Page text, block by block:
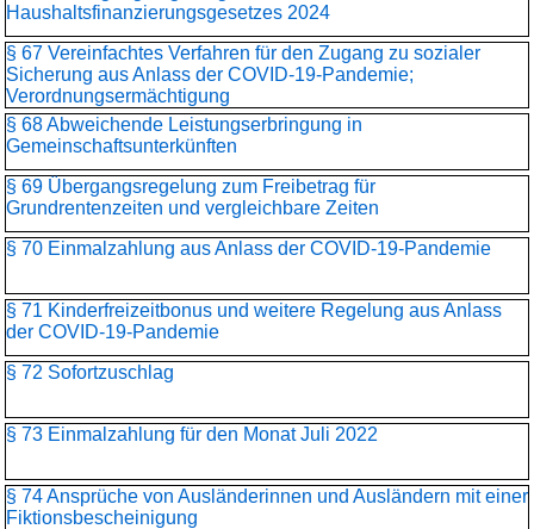
Haushaltsfinanzierungs­gesetzes 2024
§ 67 Vereinfachtes Verfahren für den Zugang zu sozialer
Sicherung aus Anlass der COVID-19-Pandemie;
Verordnungsermächtigung
§ 68 Abweichende Leistungserbringung in
Gemeinschaftsunterkünften
§ 69 Übergangsregelung zum Freibetrag für
Grundrentenzeiten und vergleichbare Zeiten
§ 70 Einmalzahlung aus Anlass der COVID-19-Pandemie
§ 71 Kinderfreizeitbonus und weitere Regelung aus Anlass
der COVID-19-Pandemie
§ 72 Sofortzuschlag
§ 73 Einmalzahlung für den Monat Juli 2022
§ 74 Ansprüche von Ausländerinnen und Ausländern mit einer
Fiktionsbescheinigung